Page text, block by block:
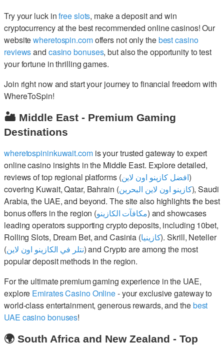
Try your luck infree slots, make a deposit and win
cryptocurrency at the best recommended online casinos! Our
websitewheretospin.comoffers not only thebest casino
reviewsand casino bonuses, but also the opportunity to test
your fortune in thrilling games.
Join right now and start your journey to financial freedom with
WhereToSpin!
🏜️ Middle East - Premium Gaming
Destinations
wheretospininkuwait.comis your trusted gateway to expert
online casino insights in the Middle East. Explore detailed,
reviews of top regional platforms (افضل كازينو اون لاين)
covering Kuwait, Qatar, Bahrain (كازينو اون لاين البحرين), Saudi
Arabia, the UAE, and beyond. The site also highlights the best
bonus offers in the region (مكافآت الكازينو) and showcases
leading operators supporting crypto deposits, including 10bet,
Rolling Slots, Dream Bet, and Casinia (كازينيا). Skrill, Neteller
(نتلر في الكازينو اون لاين) and Crypto are among the most
popular deposit methods in the region.
For the ultimate premium gaming experience in the UAE,
explore Emirates Casino Online- your exclusive gateway to
world-class entertainment, generous rewards, and thebest
UAE casino bonuses!
🌍 South Africa and New Zealand - Top